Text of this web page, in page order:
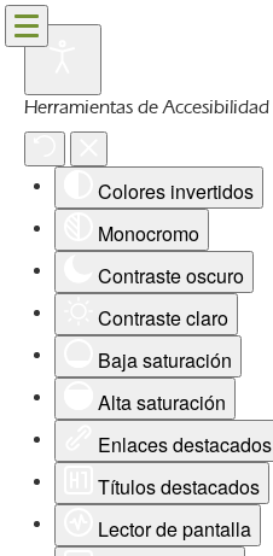
Herramientas de Accesibilidad
Colores invertidos
Monocromo
Contraste oscuro
Contraste claro
Baja saturación
Alta saturación
Enlaces destacados
Títulos destacados
Lector de pantalla